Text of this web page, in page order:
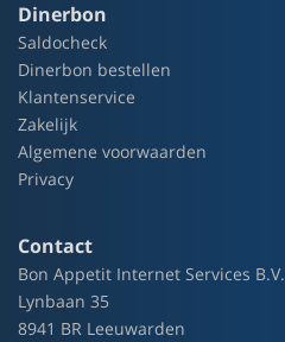
Dinerbon
Saldocheck
Dinerbon bestellen
Klantenservice
Zakelijk
Algemene voorwaarden
Privacy
Contact
Bon Appetit Internet Services B.V.
Lynbaan 35
8941 BR Leeuwarden